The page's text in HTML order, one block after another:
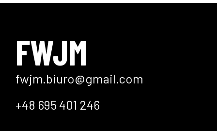
FWJM
fwjm.biuro@gmail.com
+48 695 401 246